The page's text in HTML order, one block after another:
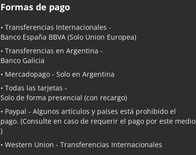
Formas de pago
• Transferencias Internacionales -
Banco España BBVA (Solo Union Europea)
• Transferencias en Argentina -
Banco Galicia
• Mercadopago - Solo en Argentina
• Todas las tarjetas -
Solo de forma presencial (con recargo)
• Paypal - Algunos artículos y países está prohibido el
pago. (Consulte en caso de requerir el pago por este medio
)
• Western Union - Transferencias Internacionales